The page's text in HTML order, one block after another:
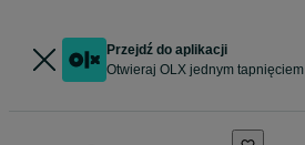
Przejdź do aplikacji
Otwieraj OLX jednym tapnięciem